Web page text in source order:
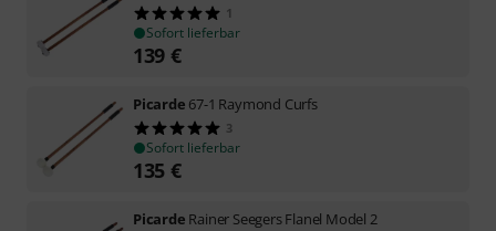
1
Sofort lieferbar
139 €
Picarde 67-1 Raymond Curfs
3
Sofort lieferbar
135 €
Picarde Rainer Seegers Flanel Model 2